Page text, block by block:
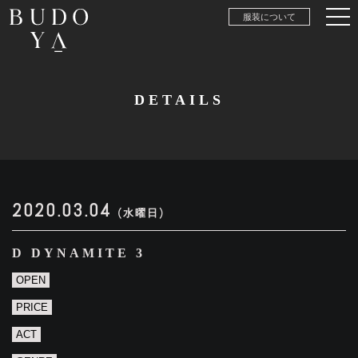
服装について
DETAILS
2020.03.04 (水曜日)
D DYNAMITE 3
OPEN
PRICE
ACT